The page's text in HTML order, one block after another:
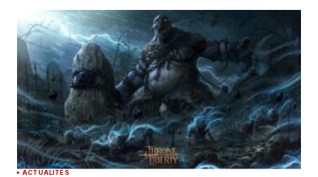
ACTUALITÉS